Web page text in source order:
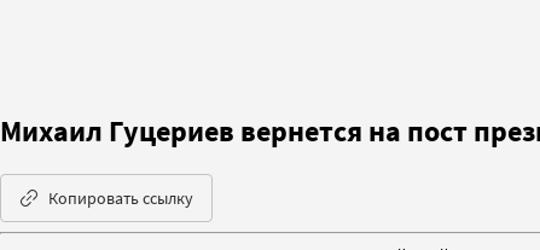
Михаил Гуцериев вернется на пост
Копировать ссылку